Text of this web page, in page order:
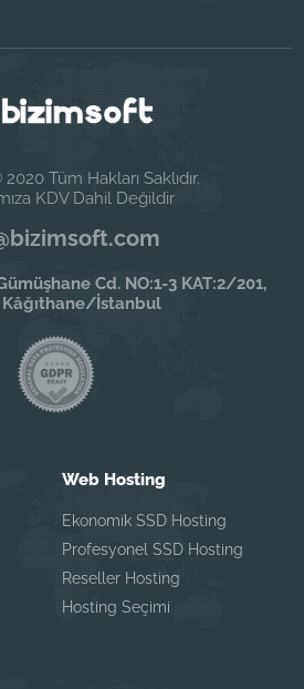
Tüm Hakları Saklıdır.
KDV Dahil Değildir
Cd. NO:1-3 KAT:2/201,
Kâğıthane/İstanbul
Web Hosting
Ekonomik SSD Hosting
Profesyonel SSD Hosting
Reseller Hosting
Hosting Seçimi